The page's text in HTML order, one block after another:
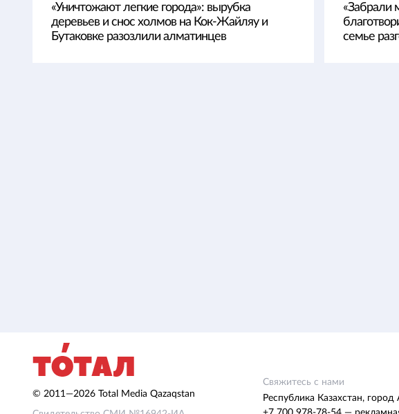
«Уничтожают легкие города»: вырубка
деревьев и снос холмов на Кок-Жайляу и
Бутаковке разозлили алматинцев
«Забрали
семье
© 2011—2026 Total Media Qazaqstan
Свяжитесь с нами
Республика Казахстан,